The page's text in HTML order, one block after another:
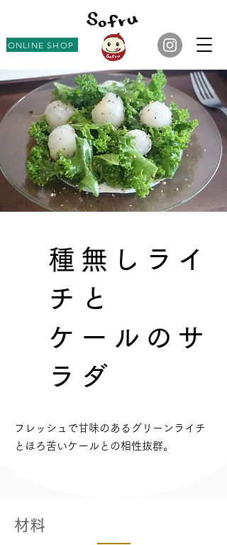
ONLINE SHOP
種無しライ
チと
ケールのサ
ラダ
​フレッシュで甘味のあるグリーンライチ
とほろ苦いケールとの相性抜群。
​材料